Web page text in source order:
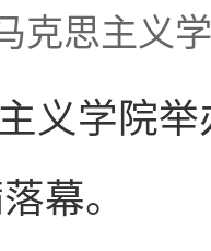
克思主义
义学院
幕。